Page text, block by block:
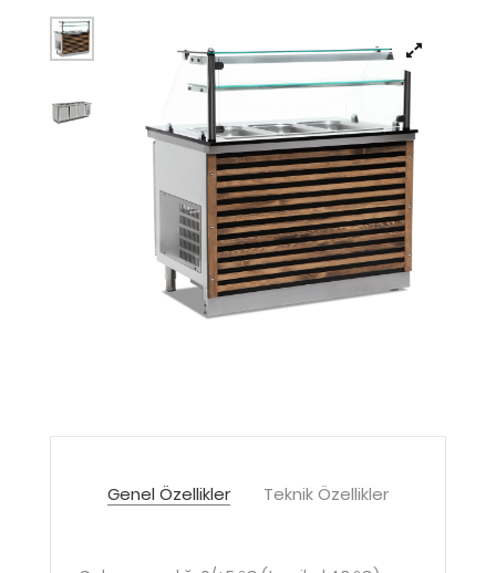
Genel Özellikler Teknik Özellikler